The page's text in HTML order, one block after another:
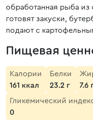
обработанная рыба
готовят закуски,
подают с
Пищевая
Калории
161 ккал
Белки
23.2 г
7.6
Гликемический
0